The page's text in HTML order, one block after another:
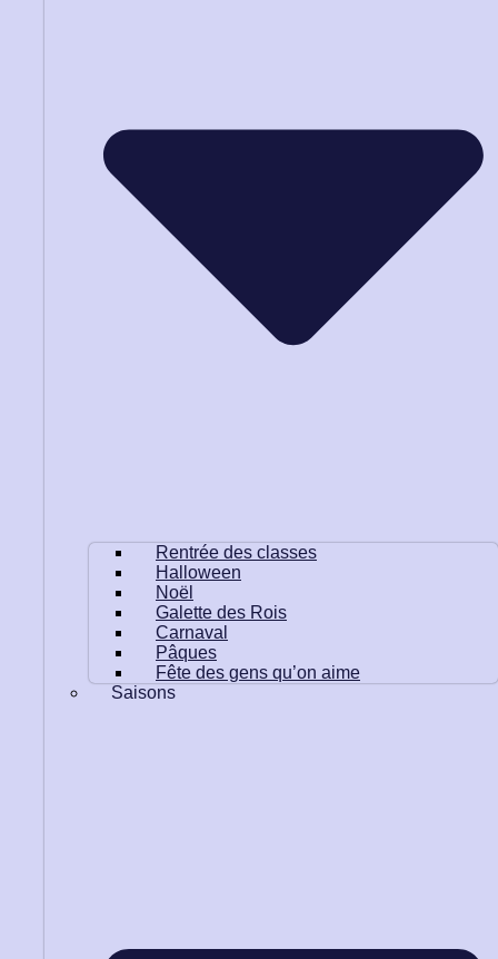
Rentrée des classes
Halloween
Noël
Galette des Rois
Carnaval
Pâques
Fête des gens qu’on aime
Saisons